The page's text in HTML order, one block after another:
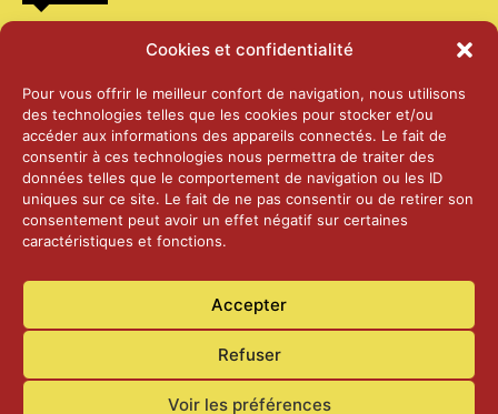
Cookies et confidentialité
Pour vous offrir le meilleur confort de navigation, nous utilisons
des technologies telles que les cookies pour stocker et/ou
accéder aux informations des appareils connectés. Le fait de
consentir à ces technologies nous permettra de traiter des
données telles que le comportement de navigation ou les ID
uniques sur ce site. Le fait de ne pas consentir ou de retirer son
consentement peut avoir un effet négatif sur certaines
caractéristiques et fonctions.
Accepter
Refuser
Voir les préférences
2026 – Laiterie d’Orsières et Abbaye de St-
25 juin 2026
2025 – Palais Fédéral – Berne
25 juin 2026
14 janvier 2025